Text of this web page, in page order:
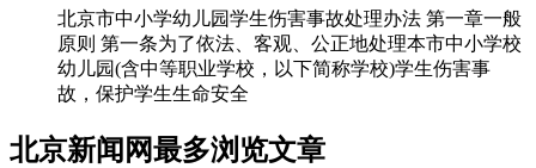
北京市中小学幼儿园学生伤害事故处理办法 第一章一般
原则 第一条为了依法、客观、公正地处理本市中小学校
幼儿园(含中等职业学校，以下简称学校)学生伤害事
故，保护学生生命安全
北京新闻网最多浏览文章